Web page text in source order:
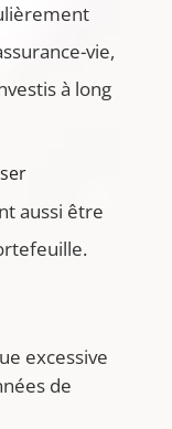
vie,
à long
aussi être
excessive
de